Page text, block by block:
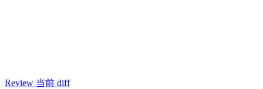
Review 当前 diff